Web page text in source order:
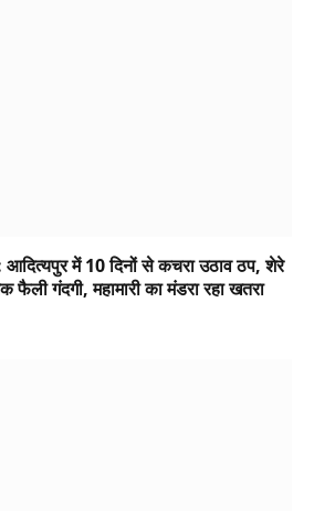
में 10 दिनों से कचरा उठाव ठप, शेरे
गंदगी, महामारी का मंडरा रहा खतरा